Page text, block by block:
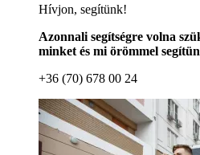
Hívjon, segítünk!
Azonnali segítségre volna
minket és mi örömmel
+36 (70) 678 00 24